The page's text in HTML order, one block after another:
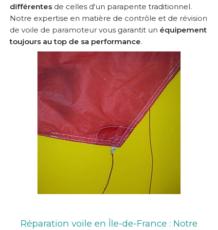
différentes de celles d'un parapente traditionnel.
Notre expertise en matière de contrôle et de révision
de voile de paramoteur vous garantit un équipement
toujours au top de sa performance.
Réparation voile en Île-de-France : Notre